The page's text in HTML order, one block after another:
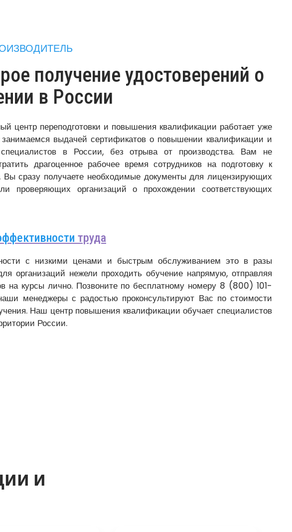
получение удостоверений о
в России
центр переподготовки и повышения квалификации работает уже
выдачей сертификатов о повышении квалификации и
в России, без отрыва от производства. Вам не
драгоценное рабочее время сотрудников на подготовку к
Вы сразу получаете необходимые документы для лицензирующих
проверяющих организаций о прохождении соответствующих
труда
с низкими ценами и быстрым обслуживанием это в разы
организаций нежели проходить обучение напрямую, отправляя
на курсы лично. Позвоните по бесплатному номеру 8 (800) 101-
менеджеры с радостью проконсультируют Вас по стоимости
Наш центр повышения квалификации обучает специалистов
России.
и